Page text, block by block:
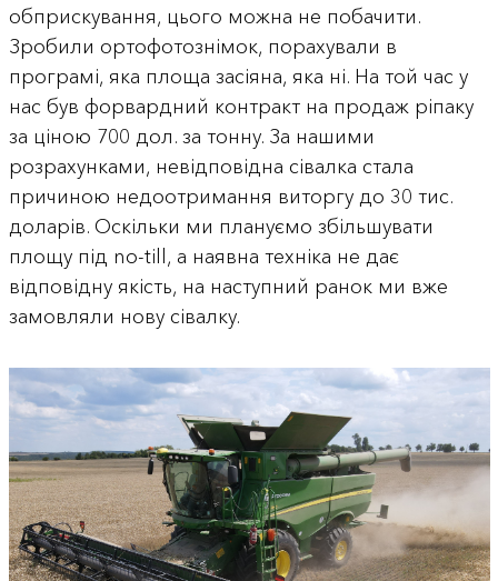
обприскування, цього можна не побачити.
Зробили ортофотознімок, порахували в
програмі, яка площа засіяна, яка ні. На той час у
нас був форвардний контракт на продаж ріпаку
за ціною 700 дол. за тонну. За нашими
розрахунками, невідповідна сівалка стала
причиною недоотримання виторгу до 30 тис.
доларів. Оскільки ми плануємо збільшувати
площу під no-till, а наявна техніка не дає
відповідну якість, на наступний ранок ми вже
замовляли нову сівалку.